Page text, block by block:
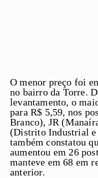
O menor preço foi
no bairro da Torre.
levantamento, o
para R$ 5,59, nos
Branco), JR
(Distrito Industrial e
também constatou
aumentou em 26
manteve em 68 em
anterior.